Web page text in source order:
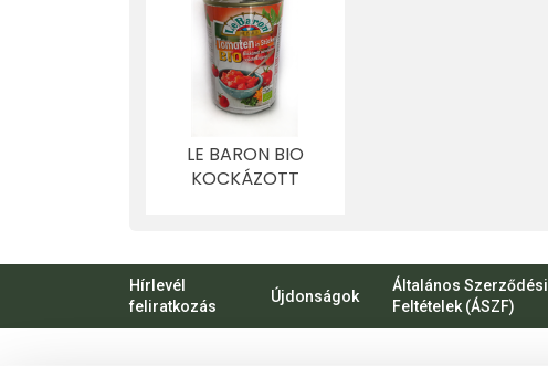
LE BARON BIO
KOCKÁZOTT
Hírlevél
feliratkozás
Újdonságok
Általános Szerződési
Feltételek (ÁSZF)